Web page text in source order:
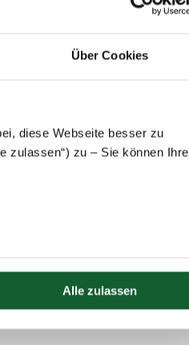
Über Cookies
diese Webseite besser zu
zulassen“) zu – Sie können Ihre
Alle zulassen